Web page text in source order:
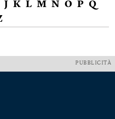
J K L M N O P Q
PUBBLICITÀ